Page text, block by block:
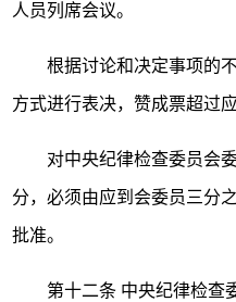
人员列席会议。
根据讨论和决定事项的不
方式进行表决，赞成票超过
对中央纪律检查委员会委
分，必须由应到会委员三分
批准。
第十二条 中央纪律检查